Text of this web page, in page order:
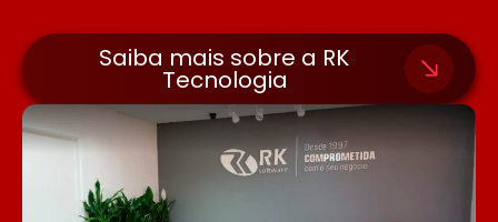
Saiba mais sobre a RK
Tecnologia